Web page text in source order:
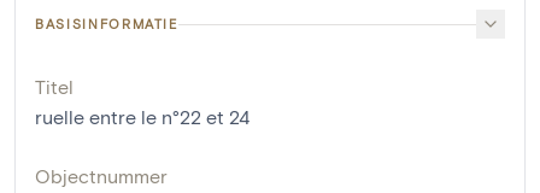
BASISINFORMATIE
Titel
ruelle entre le n°22 et 24
Objectnummer